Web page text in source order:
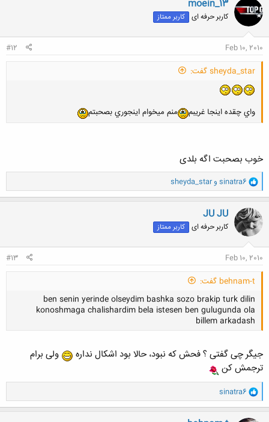
ش
ه
ا
moein_13
کاربر حرفه ای کاربر ممتاز
Feb 10, 2010
#12
sheyda_star گفت:
واي چقده اينجا غريبم منم ميخوام اينجوري بصحبتم
خوب بصحبت اگه بلدی
و
ا
ک
ن
ش
ه
ا
sinatra6 وsheyda_star
JU JU
کاربر حرفه ای کاربر ممتاز
Feb 10, 2010
#13
behnam-t گفت:
ben senin yerinde olseydim bashka sozo brakip turk dilin
konoshmaga chalishardim bela istesen ben gulugunda ola
billem arkadash
کلیک کنید تا باز شود...
جیگر چی گفتی ؟ فحش که نبود، حالا بود اشکال نداره
ولی برام
ترجمش کن
و
ا
ک
ن
sinatra6